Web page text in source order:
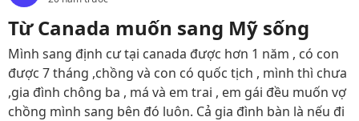
Từ Canada muốn sang Mỹ sống
Mình sang định cư tại canada được hơn 1 năm , có con
được 7 tháng ,chồng và con có quốc tịch , mình thì chưa
,gia đình chông ba , má và em trai , em gái đều muốn vợ
chồng mình sang bên đó luôn. Cả gia đình bàn là nếu đi